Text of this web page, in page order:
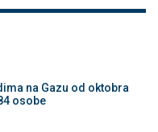
na Gazu od oktobra
osobe